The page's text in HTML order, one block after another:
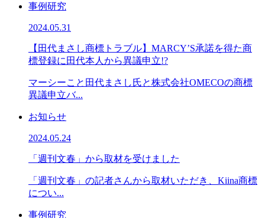
事例研究
2024.05.31
【田代まさし商標トラブル】MARCY’S承諾を得た商
標登録に田代本人から異議申立!?
マーシーこと田代まさし氏と株式会社OMECOの商標
異議申立バ...
お知らせ
2024.05.24
「週刊文春」から取材を受けました
「週刊文春」の記者さんから取材いただき、Kiina商標
につい...
事例研究